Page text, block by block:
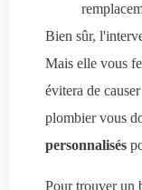
Bien sûr,
Mais elle vous
évitera de
plombier vous
personnalisés
Pour trouver un